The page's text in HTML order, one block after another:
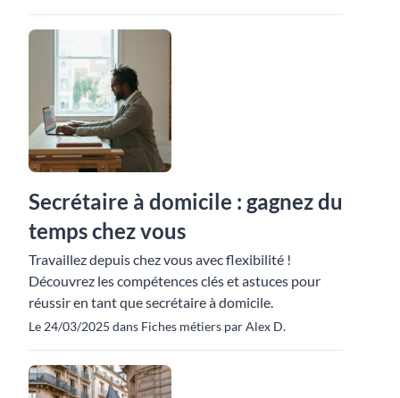
Secrétaire à domicile : gagnez du
temps chez vous
Travaillez depuis chez vous avec flexibilité !
Découvrez les compétences clés et astuces pour
réussir en tant que secrétaire à domicile.
Le 24/03/2025 dans Fiches métiers par Alex D.